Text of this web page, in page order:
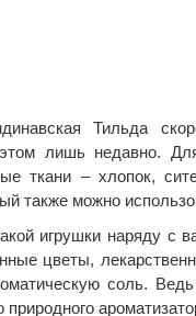
Тильда
лишь недавно.
ткани – хлопок,
также можно
игрушки наряду с
цветы,
соль.
природного